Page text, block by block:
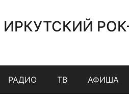
ИРКУТСКИЙ
РАДИО ТВ АФИША